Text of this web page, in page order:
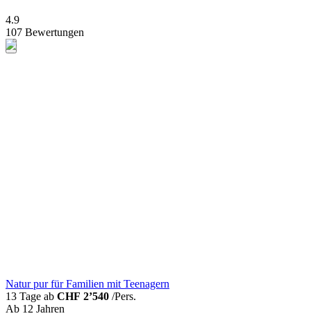
4.9
107 Bewertungen
Natur pur für Familien mit Teenagern
13 Tage ab CHF 2’540 /Pers.
Ab 12 Jahren